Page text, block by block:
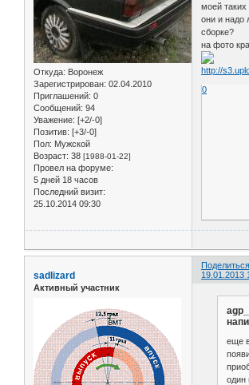
Откуда: Воронеж
Зарегистрирован: 02.04.2010
Приглашений: 0
Сообщений: 94
Уважение: [+2/-0]
Позитив: [+3/-0]
Пол: Мужской
Возраст: 38 [1988-01-22]
Провел на форуме:
5 дней 18 часов
Последний визит:
25.10.2014 09:30
моей таких
они и надо
сборке?
на фото
0
Поделиться
19.01.2013
sadlizard
Активный участник
еще
один